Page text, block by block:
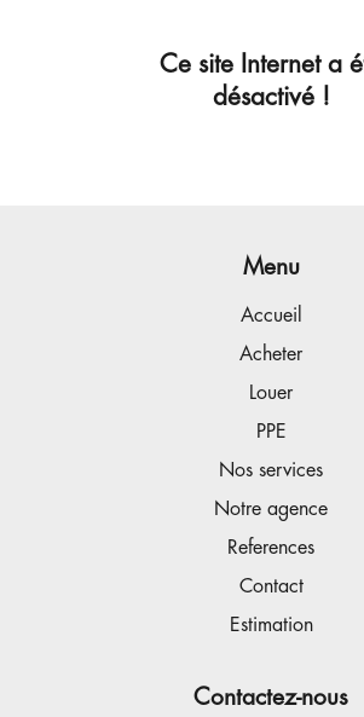
Ce site Internet a
désactivé !
Menu
Accueil
Acheter
Louer
PPE
Nos services
Notre agence
References
Contact
Estimation
Contactez-nous